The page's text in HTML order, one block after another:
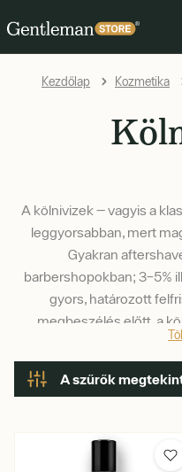
Kezdőlap Kozmetika
A kölnivizek — vagyis a
leggyorsabban, mert
Gyakran
barbershopokban; 3–5%
gyors, határozott
megbeszélés előtt, a
A szűrők